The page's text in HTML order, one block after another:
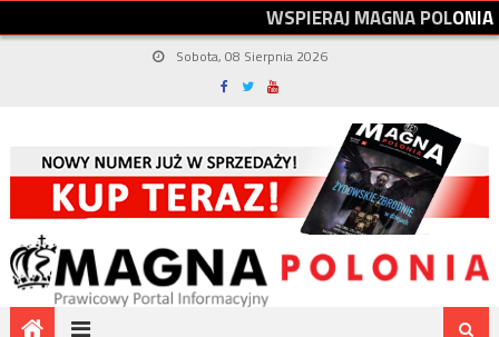
WSPIERAJMAGNAPOLONIA
Sobota, 08 Sierpnia 2026